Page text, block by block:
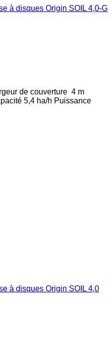
à disques Origin SOIL 4,0-G
de couverture 4 m
5,4 ha/h Puissance
à disques Origin SOIL 4,0